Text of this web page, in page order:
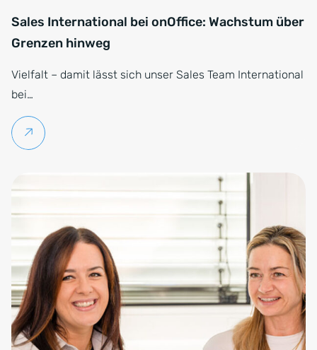
Sales International bei onOffice: Wachstum über
Grenzen hinweg
Vielfalt – damit lässt sich unser Sales Team International
bei…
Weiterlesen